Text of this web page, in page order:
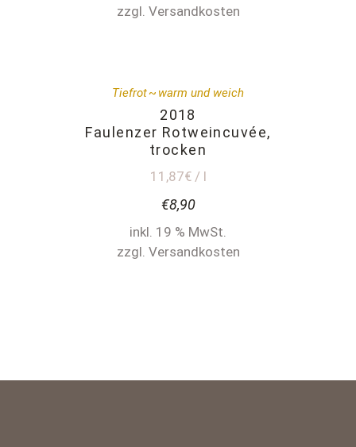
zzgl. Versandkosten
Tiefrot warm und weich
2018
Faulenzer Rotweincuvée,
trocken
11,87€ / l
€8,90
inkl. 19 % MwSt.
zzgl. Versandkosten